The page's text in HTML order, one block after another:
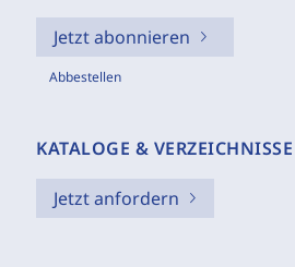
Jetzt abonnieren
Abbestellen
KATALOGE & VERZEICHNISSE
Jetzt anfordern